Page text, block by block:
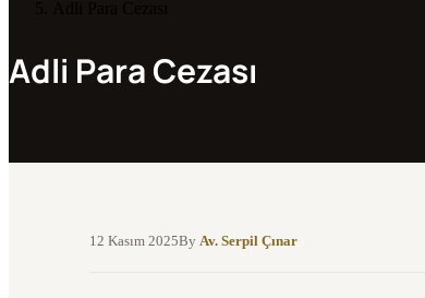
Adli Para Cezası
12 Kasım 2025By Av. Serpil Çınar